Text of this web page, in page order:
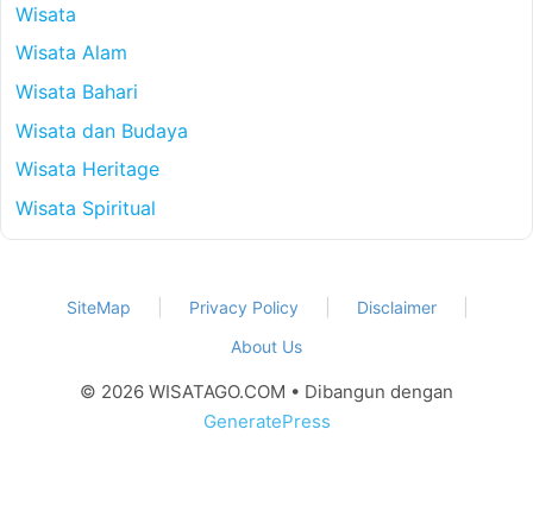
Wisata
Wisata Alam
Wisata Bahari
Wisata dan Budaya
Wisata Heritage
Wisata Spiritual
SiteMap Privacy Policy
Disclaimer
About Us
© 2026 WISATAGO.COM • Dibangun dengan
GeneratePress